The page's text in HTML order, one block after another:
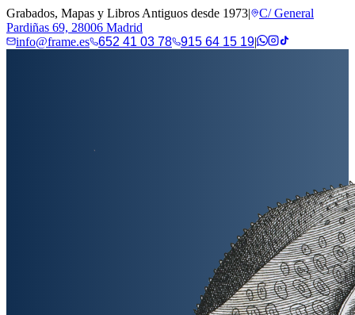
Grabados, Mapas y Libros Antiguos desde 1973|
C/ General
Pardiñas 69, 28006 Madrid
info@frame.es
652 41 03 78 915 64 15 19|